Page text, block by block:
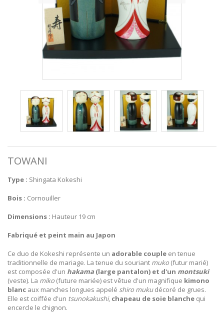
TOWANI
Type : Shingata Kokeshi
Bois : Cornouiller
Dimensions : Hauteur 19 cm
Fabriqué et peint main au Japon
Ce duo de Kokeshi représente un adorable couple en tenue
traditionnelle de mariage. La tenue du souriant muko (futur marié)
est composée d'un hakama (large pantalon) et d'un montsuki
(veste). La miko (future mariée) est vêtue d'un magnifique kimono
blanc aux manches longues appelé shiro mukudécoré de grues.
Elle est coiffée d'un tsunokakushi, chapeau de soie blanche qui
encercle le chignon.